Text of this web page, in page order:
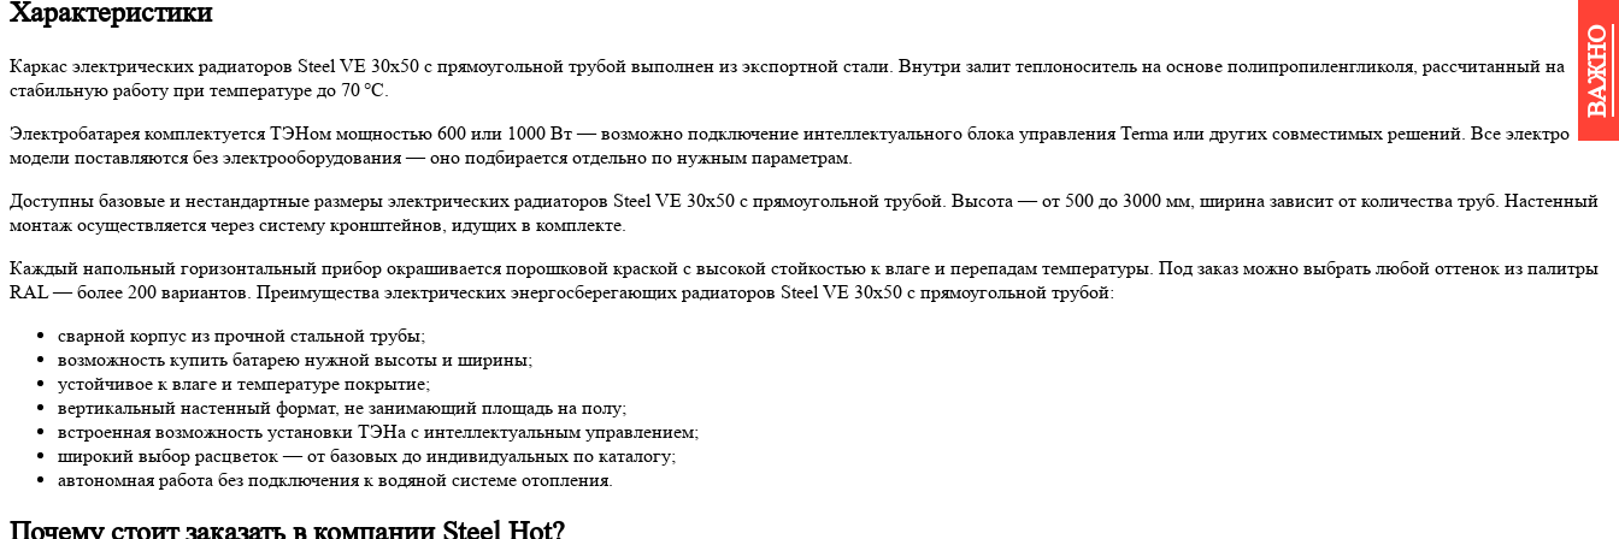
ВАЖНО
Характеристики
Каркас электрических радиаторов Steel VE 30х50 с прямоугольной трубой выполнен из экспортной стали. Внутри залит теплоноситель на основе полипропиленгликоля, рассчитанный на
стабильную работу при температуре до 70 °C.
Электробатарея комплектуется ТЭНом мощностью 600 или 1000 Вт — возможно подключение интеллектуального блока управления Terma или других совместимых решений. Все электро
модели поставляются без электрооборудования — оно подбирается отдельно по нужным параметрам.
Доступны базовые и нестандартные размеры электрических радиаторов Steel VE 30х50 с прямоугольной трубой. Высота — от 500 до 3000 мм, ширина зависит от количества труб. Настенный
монтаж осуществляется через систему кронштейнов, идущих в комплекте.
Каждый напольный горизонтальный прибор окрашивается порошковой краской с высокой стойкостью к влаге и перепадам температуры. Под заказ можно выбрать любой оттенок из палитры
RAL — более 200 вариантов. Преимущества электрических энергосберегающих радиаторов Steel VE 30х50 с прямоугольной трубой:
сварной корпус из прочной стальной трубы;
возможность купить батарею нужной высоты и ширины;
устойчивое к влаге и температуре покрытие;
вертикальный настенный формат, не занимающий площадь на полу;
встроенная возможность установки ТЭНа с интеллектуальным управлением;
широкий выбор расцветок — от базовых до индивидуальных по каталогу;
автономная работа без подключения к водяной системе отопления.
Почему стоит заказать в компании Steel Hot?